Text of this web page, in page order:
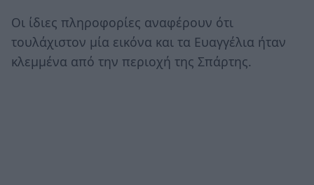
Οι ίδιες πληροφορίες αναφέρουν ότι
τουλάχιστον μία εικόνα και τα Ευαγγέλια ήταν
κλεμμένα από την περιοχή της Σπάρτης.